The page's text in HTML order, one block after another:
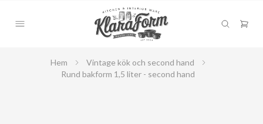
Hem
Vintage kök och second hand
Rund bakform 1,5 liter - second hand